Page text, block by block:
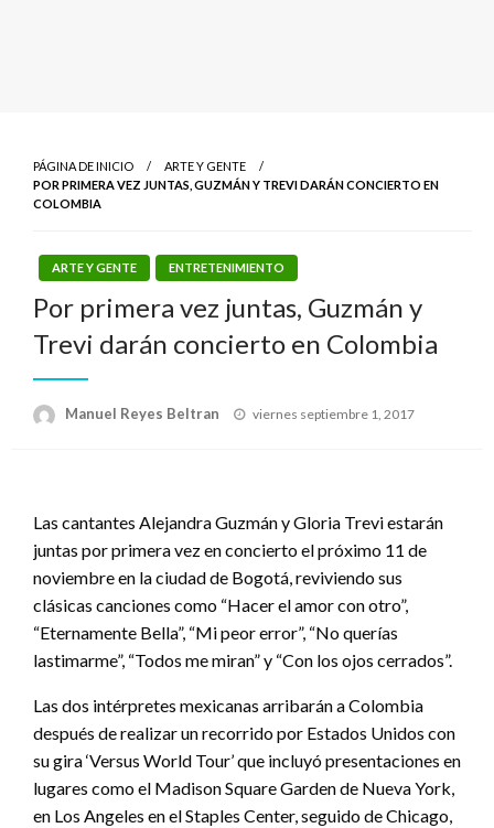
PÁGINA DE INICIO
ARTE Y GENTE
POR PRIMERA VEZ JUNTAS, GUZMÁN Y TREVI DARÁN CONCIERTO EN
COLOMBIA
ARTE Y GENTE ENTRETENIMIENTO
Por primera vez juntas, Guzmán y
Trevi darán concierto en Colombia
Manuel Reyes Beltran
Publicado
viernes septiembre 1, 2017
Las cantantes Alejandra Guzmán y Gloria Trevi estarán
juntas por primera vez en concierto el próximo 11 de
noviembre en la ciudad de Bogotá, reviviendo sus
clásicas canciones como “Hacer el amor con otro”,
“Eternamente Bella”, “Mi peor error”, “No querías
lastimarme”, “Todos me miran” y “Con los ojos cerrados”.
Las dos intérpretes mexicanas arribarán a Colombia
después de realizar un recorrido por Estados Unidos con
su gira ‘Versus World Tour’ que incluyó presentaciones en
lugares como el Madison Square Garden de Nueva York,
en Los Angeles en el Staples Center, seguido de Chicago,